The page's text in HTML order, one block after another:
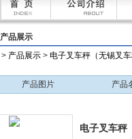
产品展示
> 产品展示 > 电子叉车秤（无锡叉
产品图片 产品
电子叉车秤